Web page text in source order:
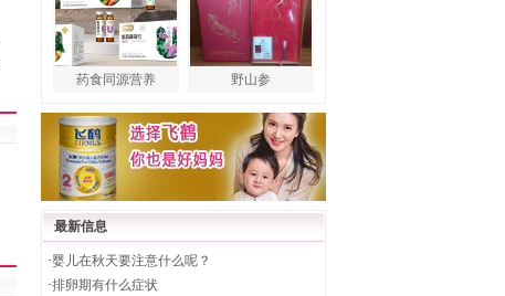
药食同源营养 野山参
最新信息
·婴儿在秋天要注意什么呢？
·排卵期有什么症状